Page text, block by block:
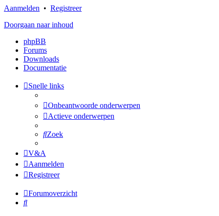
Aanmelden • Registreer
Doorgaan naar inhoud
phpBB
Forums
Downloads
Documentatie
Snelle links
Onbeantwoorde onderwerpen
Actieve onderwerpen
Zoek
V&A
Aanmelden
Registreer
Forumoverzicht
Zoek